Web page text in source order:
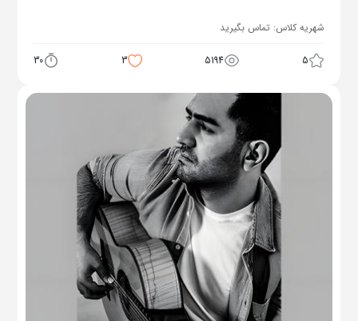
شهریه کلاس: تماس بگیرید
5
5194
3
30